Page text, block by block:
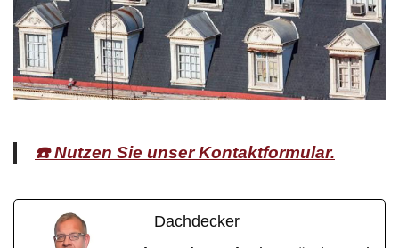
☎️ Nutzen Sie unser Kontaktformular.
Dachdecker